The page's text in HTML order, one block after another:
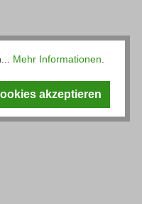
Mehr Informationen
akzeptieren